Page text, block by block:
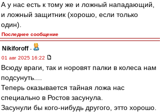
А у нас есть к тому же и ложный нападающий,
и ложный защитник (хорошо, если только
один).
Последнее сообщение
Nikiforoff -
01 авг 2025 16:22
Всюду враги, так и норовят палки в колеса нам
подсунуть....
Теперь оказывается тайная ложа нас
специально в Ростов засунула.
Засунули бы кого-нибудь другого, этто хорошо.